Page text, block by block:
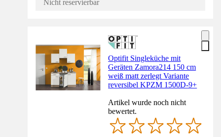
Nicht reservierbar
Optifit Singleküche mit
Geräten Zamora214 150 cm
weiß matt zerlegt Variante
reversibel KPZM 1500D-9+
Artikel wurde noch nicht
bewertet.